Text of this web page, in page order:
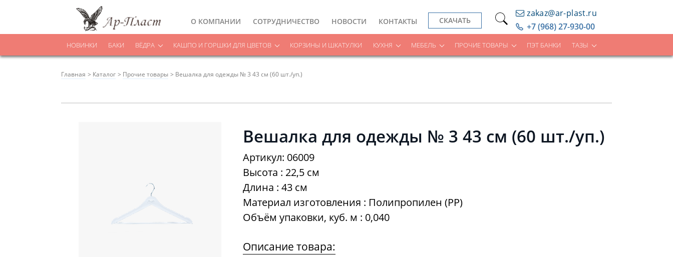
О КОМПАНИИ СОТРУДНИЧЕСТВО НОВОСТИ КОНТАКТЫ СКАЧАТЬ
zakaz@ar-plast.ru
+7 (968) 27-930-00
НОВИНКИ БАКИ ВЁДРА КАШПО И ГОРШКИ ДЛЯ ЦВЕТОВ КОРЗИНЫ И ШКАТУЛКИ КУХНЯ МЕБЕЛЬ ПРОЧИЕ ТОВАРЫ ПЭТ БАНКИ ТАЗЫ
Главная Каталог Прочие товары Вешалка для одежды № 3 43 см (60 шт./уп.)
Вешалка для одежды № 3 43 см (60 шт./уп.)
Артикул: 06009
Высота : 22,5 см
Длина : 43 см
Материал изготовления : Полипропилен (PP)
Объём упаковки, куб. м : 0,040
Описание товара: